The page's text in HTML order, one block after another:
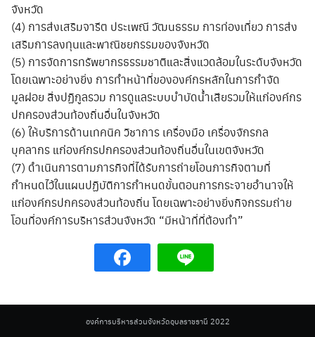
จังหวัด
(4) การส่งเสริมจารีต ประเพณี วัฒนธรรม การท่องเที่ยว การส่ง
เสริมการลงทุนและพาณิชยกรรมของจังหวัด
(5) การจัดการทรัพยากรธรรมชาติและสิ่งแวดล้อมในระดับจังหวัด
โดยเฉพาะอย่างยิ่ง การทำหน้าที่ขององค์กรหลักในการกำจัด
มูลฝอย สิ่งปฏิกูลรวม การดูแลระบบบำบัดน้ำเสียรวมให้แก่องค์กร
ปกครองส่วนท้องถิ่นอื่นในจังหวัด
(6) ให้บริการด้านเทคนิค วิชาการ เครื่องมือ เครื่องจักรกล
บุคลากร แก่องค์กรปกครองส่วนท้องถิ่นอื่นในเขตจังหวัด
(7) ดำเนินการตามภารกิจที่ได้รับการถ่ายโอนภารกิจตามที่
กำหนดไว้ในแผนปฏิบัติการกำหนดขั้นตอนการกระจายอำนาจให้
แก่องค์กรปกครองส่วนท้องถิ่น โดยเฉพาะอย่างยิ่งกิจกรรมถ่าย
โอนที่องค์การบริหารส่วนจังหวัด “มีหน้าที่ที่ต้องทำ”
องค์การบริหารส่วนจังหวัดอุบลราชธานี 2022